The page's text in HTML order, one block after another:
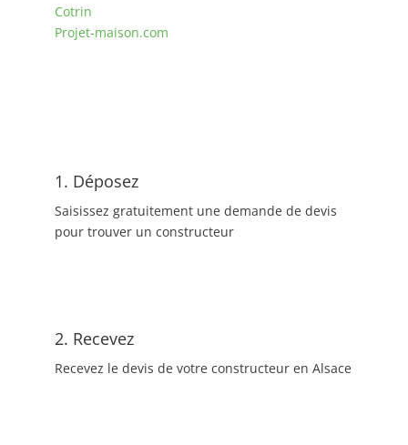
Cotrin
Projet-maison.com
1. Déposez
Saisissez gratuitement une demande de devis
pour trouver un constructeur
2. Recevez
Recevez le devis de votre constructeur en Alsace